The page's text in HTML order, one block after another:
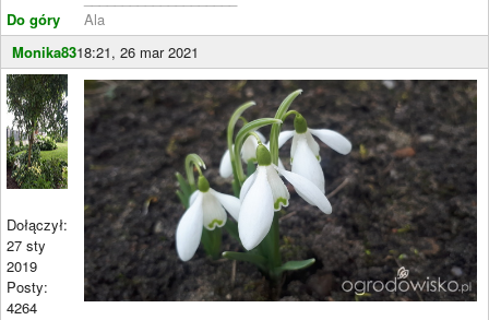
Do góry
Ala
Monika8318:21, 26 mar 2021
Dołączył:
27 sty
2019
Posty:
4264